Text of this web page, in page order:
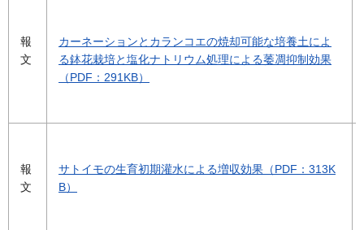
報
文
カーネーションとカランコエの焼却可能な培養土によ
る鉢花栽培と塩化ナトリウム処理による萎凋抑制効果
（PDF：291KB）
報
文
サトイモの生育初期灌水による増収効果（PDF：313K
B）